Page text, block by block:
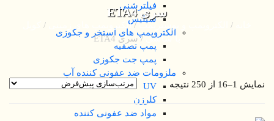
فیلترشنی
سیلیس
الکتروپمپ های استخر و جکوزی
پمپ تصفیه
پمپ جت جکوزی
ملزومات ضد عفونی کننده آب
UV
کلرزن
مواد ضد عفونی کننده
سری ETA4
/ الکتروپمپ و بوسترپمپ/الکتروپمپ های زمینی /
با شاسی/ سری ETA4
نمایش 1–16 از 250 نتیجه